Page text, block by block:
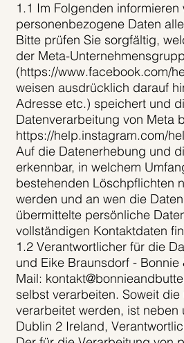
1.1 Im Folgenden
personenbezogene Daten
Bitte prüfen Sie sorgfältig,
der Meta-
(https://www.facebook.com/
weisen ausdrücklich darauf
Adresse etc.) speichert und
Datenverarbeitung von Meta
https://help.instagram.com/
Auf die Datenerhebung und
erkennbar, in welchem
bestehenden Löschpflichten
werden und an wen die
übermittelte persönliche
vollständigen Kontaktdaten
1.2 Verantwortlicher für die
und Eike Braunsdorf -
Mail:
selbst verarbeiten. Soweit
verarbeitet werden, ist neben
Dublin 2 Ireland,